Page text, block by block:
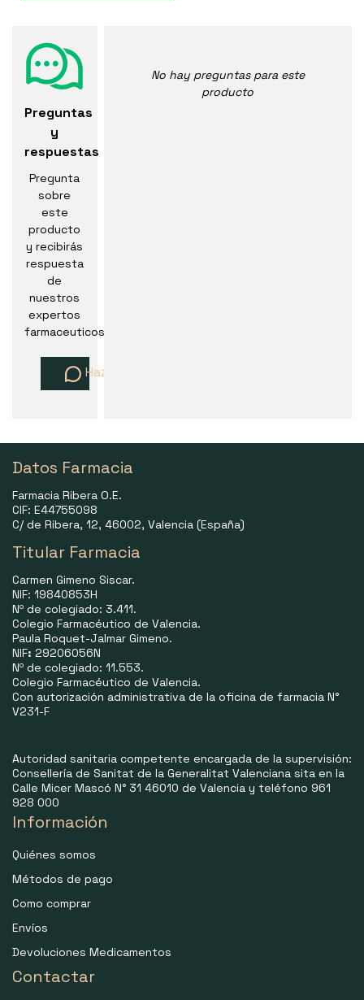
Preguntas
y
respuestas
Pregunta
sobre
este
producto
y recibirás
respuesta
de
nuestros
expertos
farmaceuticos
Haz una pregunta
No hay preguntas para este
producto
Datos Farmacia
Farmacia Ribera O.E.
CIF: E44755098
C/ de Ribera, 12, 46002, Valencia (España)
Titular Farmacia
Carmen Gimeno Siscar.
NIF: 19840853H
Nº de colegiado: 3.411.
Colegio Farmacéutico de Valencia.
Paula Roquet-Jalmar Gimeno.
NIF: 29206056N
Nº de colegiado: 11.553.
Colegio Farmacéutico de Valencia.
Con autorización administrativa de la oficina de farmacia N°
V231-F
Autoridad sanitaria competente encargada de la supervisión:
Consellería de Sanitat de la Generalitat Valenciana sita en la
Calle Micer Mascó N° 31 46010 de Valencia y teléfono 961
928 000
Información
Quiénes somos
Métodos de pago
Como comprar
Envíos
Devoluciones Medicamentos
Contactar